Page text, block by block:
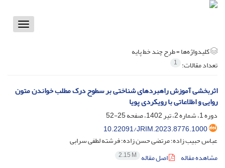
Toggle
کلیدواژه‌ها =طرح چند خط پایه
تعداد مقالات: 1
اثربخشی آموزش راهبردهای شناختی بر سطوح درک مطلب خواندن متون
روایی و اطلاعاتی با رویکردی پویا
دوره 1، شماره 2، تیر 1402، صفحه
25-52
10.22091/JRIM.2023.8776.1000
عباس حبیب زاده؛ مرتضی حسن زاده؛ فرشته لطفی سرابی
مشاهده مقاله
اصل مقاله 2.15 M